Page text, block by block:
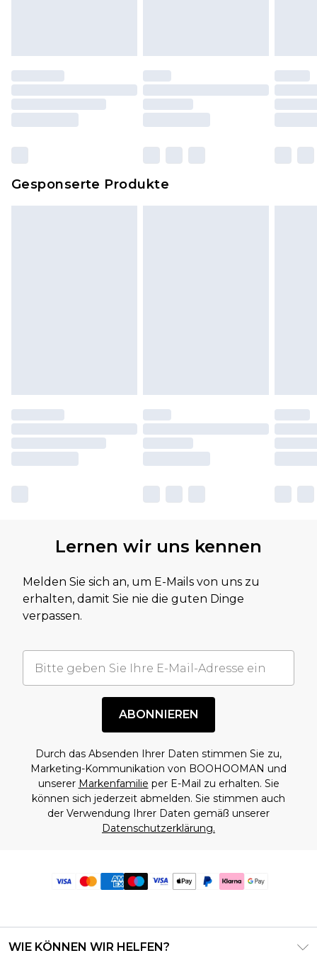
Schuhe dürfen nur in Innenräumen anprobiert
worden sein. Artikel aus dem Homeware-Bereich,
einschließlich Bettwäsche, Matratzen, Toppern
und Kissen, müssen unbenutzt und in ihrer
Klickehierum unsere vollständigen
Gesponserte Produkte
Lernen wir uns kennen
Melden Sie sich an, um E-Mails von uns zu
erhalten, damit Sie nie die guten Dinge
verpassen.
ABONNIEREN
Durch das Absenden Ihrer Daten stimmen Sie zu,
Marketing-Kommunikation von BOOHOOMAN und
unserer Markenfamilie per E-Mail zu erhalten. Sie
können sich jederzeit abmelden. Sie stimmen auch
der Verwendung Ihrer Daten gemäß unserer
Datenschutzerklärung.
WIE KÖNNEN WIR HELFEN?